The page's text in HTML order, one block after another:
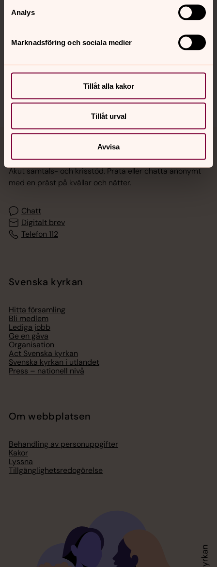
Analys
Marknadsföring och sociala medier
Tillåt alla kakor
Tillåt urval
Avvisa
Hitta snabbt
Sociala kanaler
Jourhavande präst
Akut samtals- och krisstöd. Prata eller chatta anonymt
med en präst på kvällar och nätter.
Chatt
Digitalt brev
Telefon 112
Svenska kyrkan
Hitta församling
Bli medlem
Lediga jobb
Ge en gåva
Organisation
Act Svenska kyrkan
Svenska kyrkan i utlandet
Press – nationell nivå
Om webbplatsen
Behandling av personuppgifter
Kakor
Lyssna
Tillgänglighetsredogörelse